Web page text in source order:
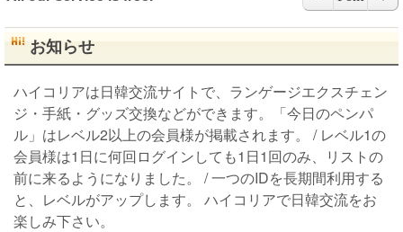
お知らせ
ハイコリアは日韓交流サイトで、ランゲージエクスチェン
ジ・手紙・グッズ交換などができます。「今日のペンパ
ル」はレベル2以上の会員様が掲載されます。 / レベル1の
会員様は1日に何回ログインしても1日1回のみ、リストの
前に来るようになりました。 / 一つのIDを長期間利用する
と、レベルがアップします。 ハイコリアで日韓交流をお
楽しみ下さい。